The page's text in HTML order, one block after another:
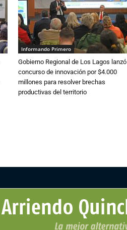
Informando Primero
Gobierno Regional de Los Lagos lanzó
concurso de innovación por $4.000
millones para resolver brechas
productivas del territorio